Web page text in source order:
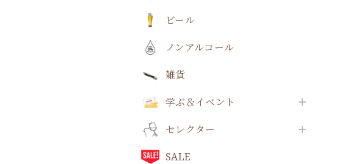
ビール
ノンアルコール
雑貨
学ぶ＆イベント
セレクター
SALE